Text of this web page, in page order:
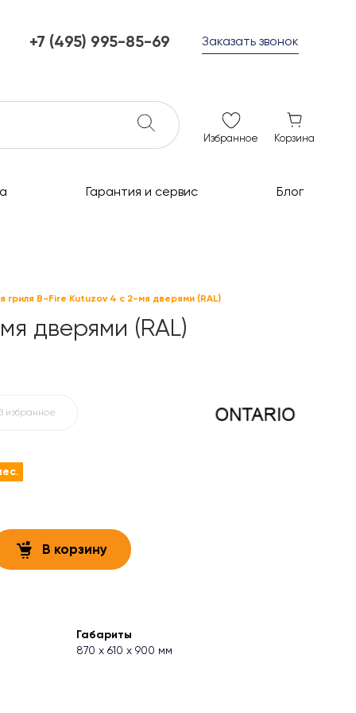
+7 (495) 995-85-69
ежедневно с 10 до 21
Заказать звонок
Избранное Корзина
Гарантия и сервис Блог
гриля B-Fire Kutuzov 4 с 2-мя дверями (RAL)
дверями (RAL)
В избранное
В корзину
Габариты
870 х 610 х 900 мм